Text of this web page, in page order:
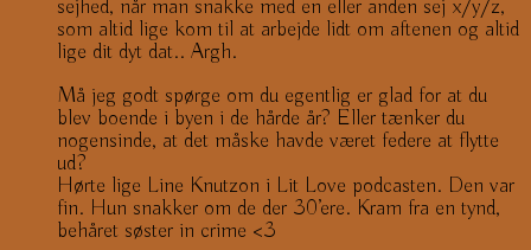
sejhed, når man snakke med en eller anden sej x/y/z,
som altid lige kom til at arbejde lidt om aftenen og altid
lige dit dyt dat.. Argh.
Må jeg godt spørge om du egentlig er glad for at du
blev boende i byen i de hårde år? Eller tænker du
nogensinde, at det måske havde været federe at flytte
ud?
Hørte lige Line Knutzon i Lit Love podcasten. Den var
fin. Hun snakker om de der 30’ere. Kram fra en tynd,
behåret søster in crime <3